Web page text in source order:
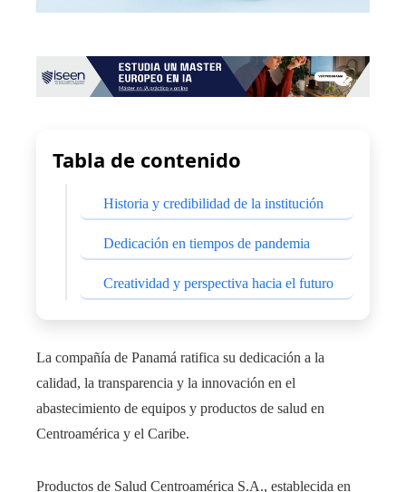
Tabla de contenido
Historia y credibilidad de la institución
Dedicación en tiempos de pandemia
Creatividad y perspectiva hacia el futuro
La compañía de Panamá ratifica su dedicación a la
calidad, la transparencia y la innovación en el
abastecimiento de equipos y productos de salud en
Centroamérica y el Caribe.
Productos de Salud Centroamérica S.A., establecida en